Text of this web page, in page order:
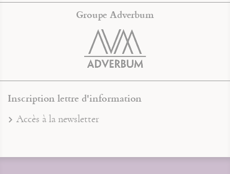
Groupe Adverbum
Inscription lettre d'information
Accès à la newsletter